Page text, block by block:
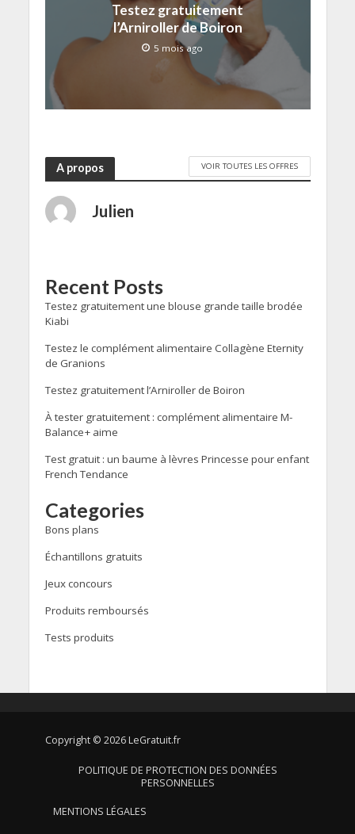
Testez gratuitement
l’Arniroller de Boiron
5 mois ago
A propos VOIR TOUTES LES OFFRES
Julien
Recent Posts
Testez gratuitement une blouse grande taille brodée
Kiabi
Testez le complément alimentaire Collagène Eternity
de Granions
Testez gratuitement l’Arniroller de Boiron
À tester gratuitement : complément alimentaire M-
Balance+ aime
Test gratuit : un baume à lèvres Princesse pour enfant
French Tendance
Categories
Bons plans
Échantillons gratuits
Jeux concours
Produits remboursés
Tests produits
Copyright © 2026 LeGratuit.fr
POLITIQUE DE PROTECTION DES DONNÉES
PERSONNELLES
MENTIONS LÉGALES